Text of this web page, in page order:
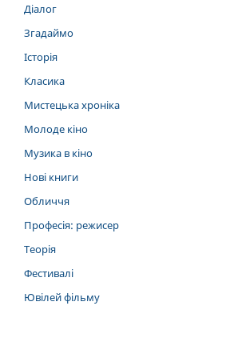
Діалог
Згадаймо
Історія
Класика
Мистецька хроніка
Молоде кіно
Музика в кіно
Нові книги
Обличчя
Професія: режисер
Теорія
Фестивалі
Ювілей фільму